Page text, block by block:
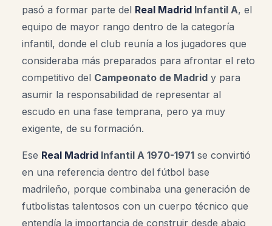
pasó a formar parte del Real Madrid Infantil A, el
equipo de mayor rango dentro de la categoría
infantil, donde el club reunía a los jugadores que
consideraba más preparados para afrontar el reto
competitivo del Campeonato de Madrid y para
asumir la responsabilidad de representar al
escudo en una fase temprana, pero ya muy
exigente, de su formación.
Ese Real Madrid Infantil A 1970-1971 se convirtió
en una referencia dentro del fútbol base
madrileño, porque combinaba una generación de
futbolistas talentosos con un cuerpo técnico que
entendía la importancia de construir desde abajo